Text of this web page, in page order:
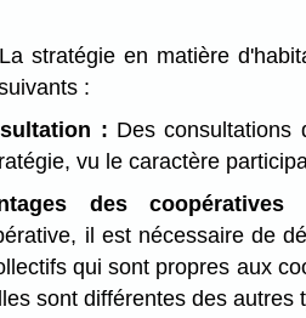
La stratégie en matière
:
: Des consultations
vu le caractère
des coopératives
il est nécessaire de
qui sont propres aux
sont différentes des autres